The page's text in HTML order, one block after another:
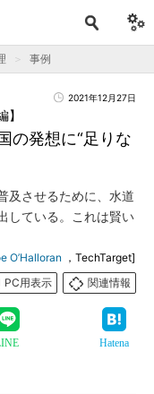
事例
2021年12月27日
の発想に“足りな
及させるために、水道
している。これは賢い
O’Halloran ，TechTarget]
PC用表示
関連情報
Hatena